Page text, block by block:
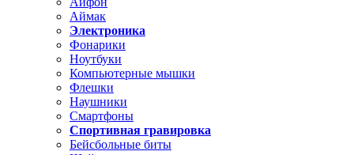
Аймак
Электроника
Фонарики
Ноутбуки
Компьютерные мышки
Флешки
Наушники
Смартфоны
Спортивная гравировка
Бейсбольные биты